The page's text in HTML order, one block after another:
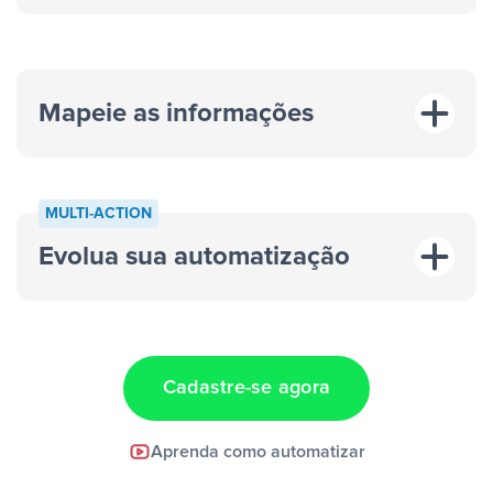
“A cada resposta em um anúncio”
Mapeie as informações
MULTI-ACTION
Evolua sua automatização
Cadastre-se agora
Aprenda como automatizar